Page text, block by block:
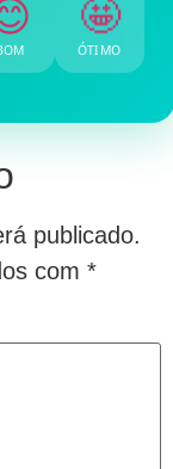
🤩
ÓTIMO
publicado.
com *